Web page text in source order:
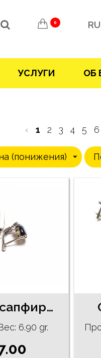
0 RU
УСЛУГИ ОБ
‹ 1 2 3 4 5 6
(понижения)
Серьги с сапфирами 28/3055
6.90 gr.